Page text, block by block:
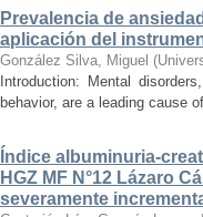
Prevalencia de
aplicación del
González Silva, Miguel (
Introduction: Mental
behavior, are a leading cause
Índice albuminuria-
HGZ MF N°12 Lázaro
severamente